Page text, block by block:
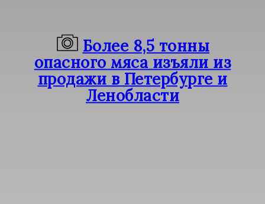
Более 8,5 тонны
опасного мяса изъяли из
продажи в Петербурге и
Ленобласти